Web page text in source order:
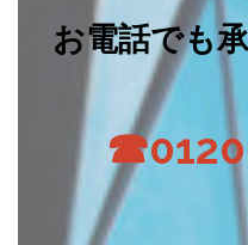
お電話でも